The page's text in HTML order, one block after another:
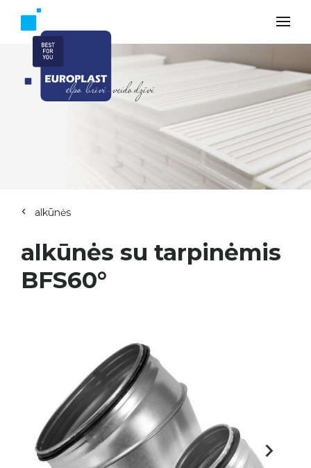
alkūnės
alkūnės su tarpinėmis
BFS60°